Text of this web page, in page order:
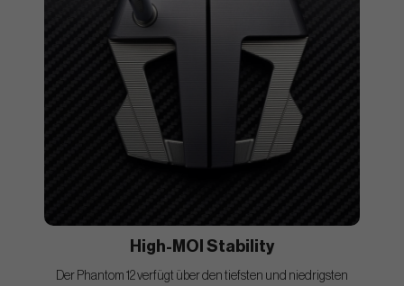
High-MOI Stability
Der Phantom 12 verfügt über den tiefsten und niedrigsten